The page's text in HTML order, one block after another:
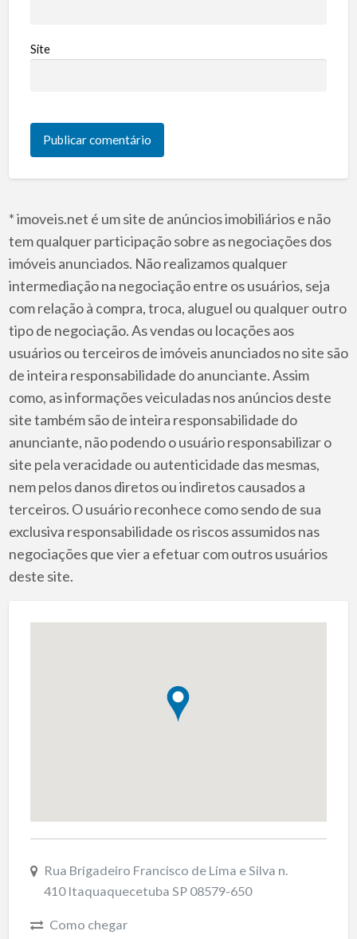
Site
* imoveis.net é um site de anúncios imobiliários e não
tem qualquer participação sobre as negociações dos
imóveis anunciados. Não realizamos qualquer
intermediação na negociação entre os usuários, seja
com relação à compra, troca, aluguel ou qualquer outro
tipo de negociação. As vendas ou locações aos
usuários ou terceiros de imóveis anunciados no site são
de inteira responsabilidade do anunciante. Assim
como, as informações veiculadas nos anúncios deste
site também são de inteira responsabilidade do
anunciante, não podendo o usuário responsabilizar o
site pela veracidade ou autenticidade das mesmas,
nem pelos danos diretos ou indiretos causados a
terceiros. O usuário reconhece como sendo de sua
exclusiva responsabilidade os riscos assumidos nas
negociações que vier a efetuar com outros usuários
deste site.
Rua Brigadeiro Francisco de Lima e Silva n.
410 Itaquaquecetuba SP 08579-650
Como chegar